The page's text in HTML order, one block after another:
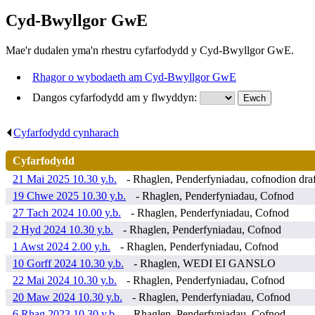
Cyd-Bwyllgor GwE
Mae'r dudalen yma'n rhestru cyfarfodydd y Cyd-Bwyllgor GwE.
Rhagor o wybodaeth am Cyd-Bwyllgor GwE
Dangos cyfarfodydd am y flwyddyn:
Cyfarfodydd cynharach
Cyfarfodydd
21 Mai 2025 10.30 y.b.
- Rhaglen, Penderfyniadau, cofnodion
19 Chwe 2025 10.30 y.b.
- Rhaglen, Penderfyniadau, Cofnod
27 Tach 2024 10.00 y.b.
- Rhaglen, Penderfyniadau, Cofnod
2 Hyd 2024 10.30 y.b.
- Rhaglen, Penderfyniadau, Cofnod
1 Awst 2024 2.00 y.h.
- Rhaglen, Penderfyniadau, Cofnod
10 Gorff 2024 10.30 y.b.
- Rhaglen, WEDI EI GANSLO
22 Mai 2024 10.30 y.b.
- Rhaglen, Penderfyniadau, Cofnod
20 Maw 2024 10.30 y.b.
- Rhaglen, Penderfyniadau, Cofnod